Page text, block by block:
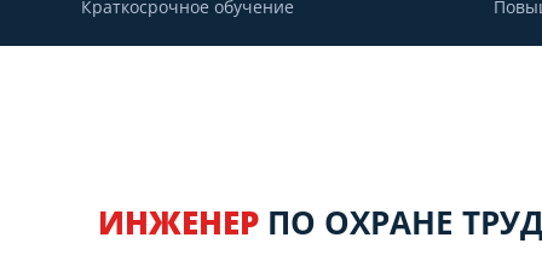
ИНЖЕНЕР ПО ОХРАНЕ
Краткосрочное обучение